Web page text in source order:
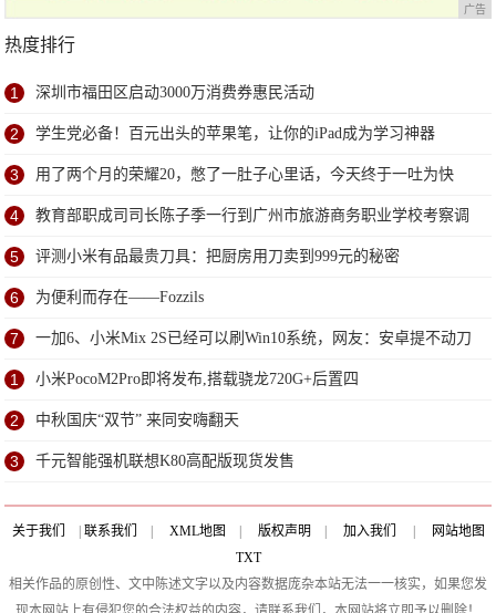
广告
热度排行
1 深圳市福田区启动3000万消费券惠民活动
2 学生党必备！百元出头的苹果笔，让你的iPad成为学习神器
3 用了两个月的荣耀20，憋了一肚子心里话，今天终于一吐为快
4 教育部职成司司长陈子季一行到广州市旅游商务职业学校考察调
研
5 评测小米有品最贵刀具：把厨房用刀卖到999元的秘密
6 为便利而存在——Fozzils
7 一加6、小米Mix 2S已经可以刷Win10系统，网友：安卓提不动刀
了？
1 小米PocoM2Pro即将发布,搭载骁龙720G+后置四
2 中秋国庆“双节” 来同安嗨翻天
3 千元智能强机联想K80高配版现货发售
关于我们 | 联系我们 | XML地图 | 版权声明 | 加入我们 |
网站地图
TXT
相关作品的原创性、文中陈述文字以及内容数据庞杂本站无法一一核实，如果您发